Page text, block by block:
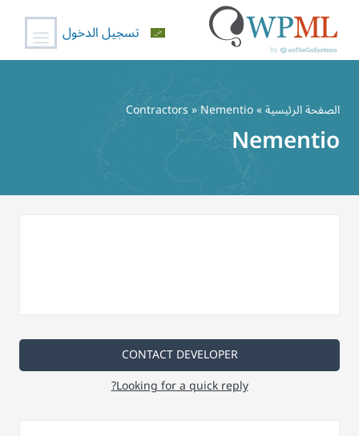
المحتوى
تسجيل الدخول
الصفحة الرئيسية»
Contractors» Nementio
Nementio
CONTACT DEVELOPER
Looking for a quick reply?